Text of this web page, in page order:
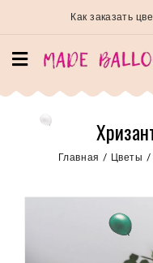
Как заказать
Главная / Цветы /